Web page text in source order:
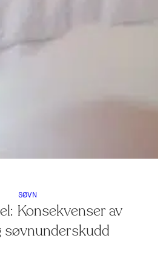
SØVN
Konsekvenser av
søvnunderskudd